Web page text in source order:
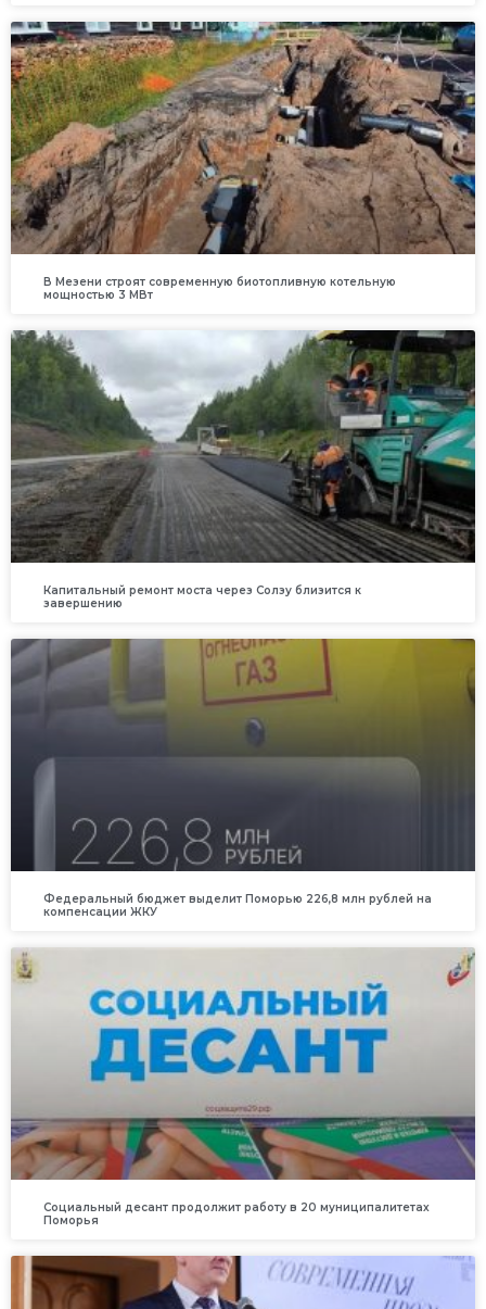
В Мезени строят современную биотопливную котельную
мощностью 3 МВт
Капитальный ремонт моста через Солзу близится к
завершению
Федеральный бюджет выделит Поморью 226,8 млн рублей на
компенсации ЖКУ
Социальный десант продолжит работу в 20 муниципалитетах
Поморья